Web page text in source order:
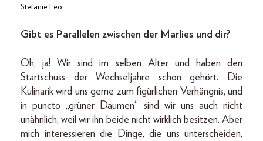
Stefanie Leo
Gibt es Parallelen zwischen der Marlies und dir?
Oh, ja! Wir sind im selben Alter und haben den
Startschuss der Wechseljahre schon gehört. Die
Kulinarik wird uns gerne zum figürlichen Verhängnis, und
in puncto „grüner Daumen“ sind wir uns auch nicht
unähnlich, weil wir ihn beide nicht wirklich besitzen. Aber
mich interessieren die Dinge, die uns unterscheiden,